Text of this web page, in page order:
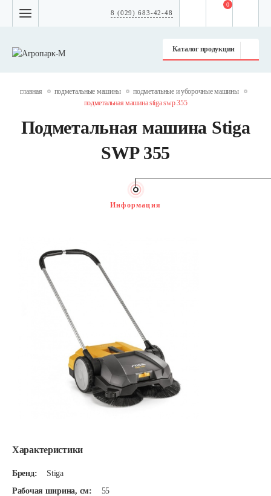
8 (029) 683-42-48
Каталог продукции
0
главная подметальные машины
подметальные и уборочные машины
подметальная машина stiga swp 355
Подметальная машина Stiga
SWP 355
Характеристики
Бренд:
Stiga
Рабочая ширина, см:
55
Информация